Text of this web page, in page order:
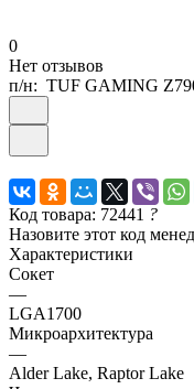
0
Нет отзывов
п/н: TUF GAMING
Код товара: 72441 ?
Назовите этот код
Характеристики
Сокет
—
LGA1700
Микроархитектура
—
Alder Lake, Raptor Lake